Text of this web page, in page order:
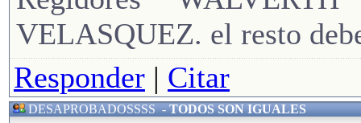
VELASQUEZ. el resto
Responder | Citar
DESAPROBADOSSSS-TODOS SON IGUALES